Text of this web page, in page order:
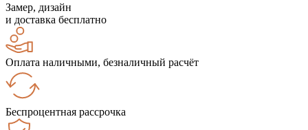
Замер, дизайн
и доставка бесплатно
Оплата наличными, безналичный расчёт
Беспроцентная рассрочка